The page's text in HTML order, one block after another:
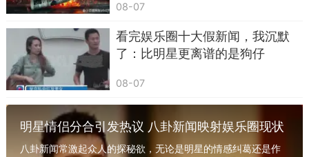
08-07
看完娱乐圈十大假新闻，我沉默
了：比明星更离谱的是狗仔
08-07
明星情侣分合引发热议 八卦新闻映射娱乐圈现状
八卦新闻常激起众人的探秘欲，无论是明星的情感纠葛还是作